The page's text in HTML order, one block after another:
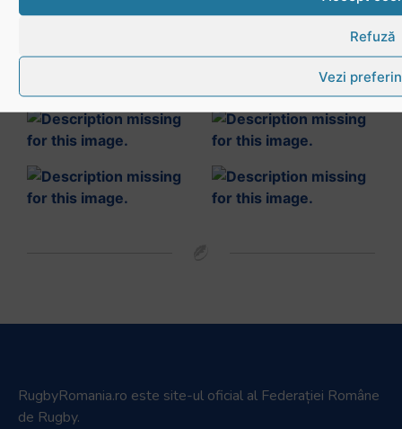
Refuză
Vezi
RugbyRomania.ro este site-ul oficial al Federației Române
de Rugby.